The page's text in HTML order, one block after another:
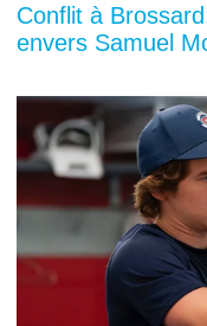
Conflit à
envers Samuel